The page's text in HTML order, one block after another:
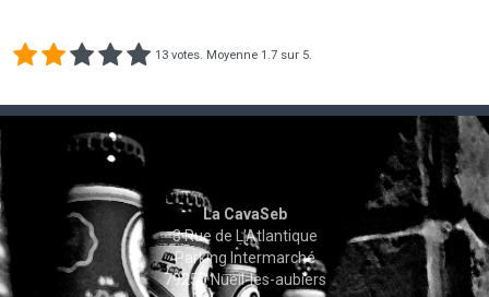
13 votes. Moyenne 1.7 sur 5.
La CavaSeb
3 Rue de L'Atlantique
Parking Intermarché
79250 Nueil-les-aubiers